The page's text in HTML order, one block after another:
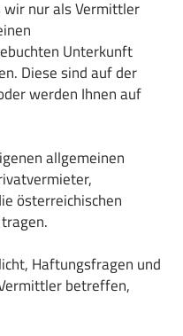
wir nur als Vermittler
Unterkunft
Diese sind auf der
werden Ihnen auf
allgemeinen
österreichischen
Haftungsfragen und
betreffen,